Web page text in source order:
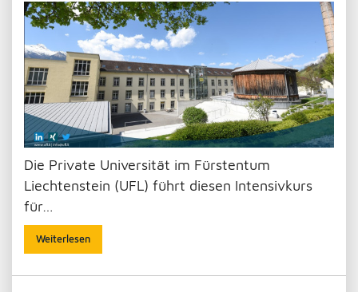
Die Private Universität im Fürstentum
Liechtenstein (UFL) führt diesen Intensivkurs
für…
Weiterlesen